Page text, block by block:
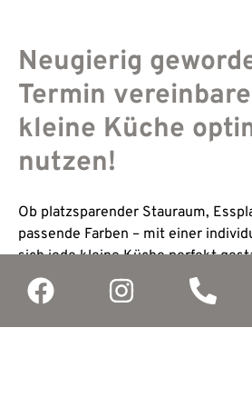
Neugierig
Termin
kleine Küche
nutzen!
Ob platzsparender Stauraum,
passende Farben – mit einer
sich jede kleine Küche perfekt
unverbindlich Termin sichern!
Hier Termin vereinbaren!